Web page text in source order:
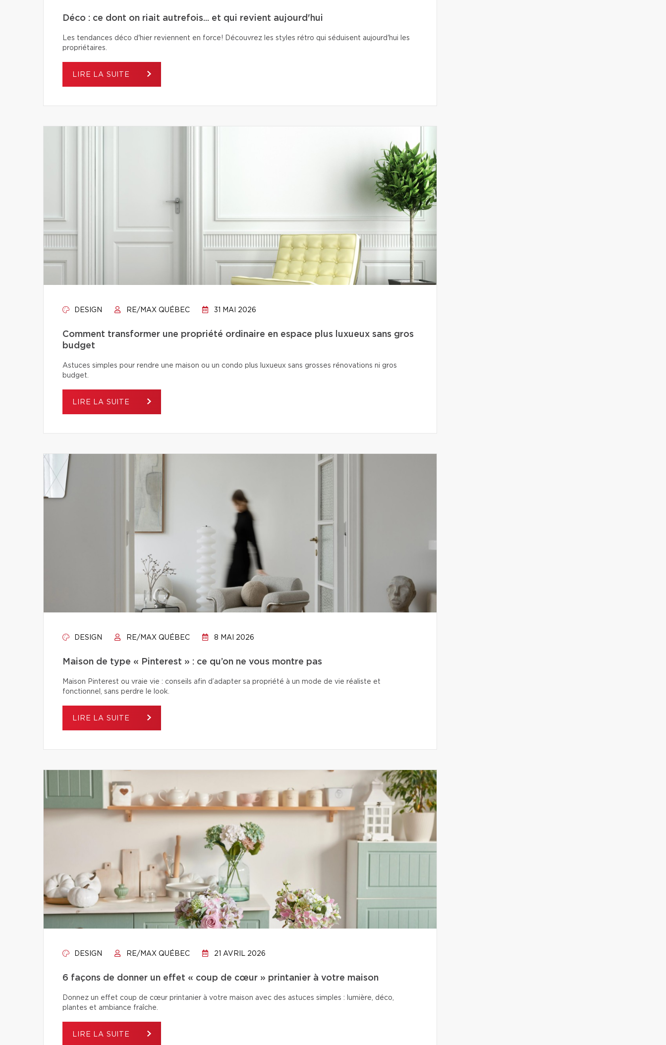
Déco : ce dont on riait autrefois... et qui revient aujourd'hui
Les tendances déco d'hier reviennent en force! Découvrez les styles rétro qui séduisent aujourd'hui les
propriétaires.
LIRE LA SUITE
DESIGN RE/MAX QUÉBEC 31 MAI 2026
Comment transformer une propriété ordinaire en espace plus luxueux sans gros
budget
Astuces simples pour rendre une maison ou un condo plus luxueux sans grosses rénovations ni gros
budget.
LIRE LA SUITE
DESIGN RE/MAX QUÉBEC 8 MAI 2026
Maison de type « Pinterest » : ce qu’on ne vous montre pas
Maison Pinterest ou vraie vie : conseils afin d’adapter sa propriété à un mode de vie réaliste et
fonctionnel, sans perdre le look.
LIRE LA SUITE
DESIGN RE/MAX QUÉBEC 21 AVRIL 2026
6 façons de donner un effet « coup de cœur » printanier à votre maison
Donnez un effet coup de cœur printanier à votre maison avec des astuces simples : lumière, déco,
plantes et ambiance fraîche.
LIRE LA SUITE